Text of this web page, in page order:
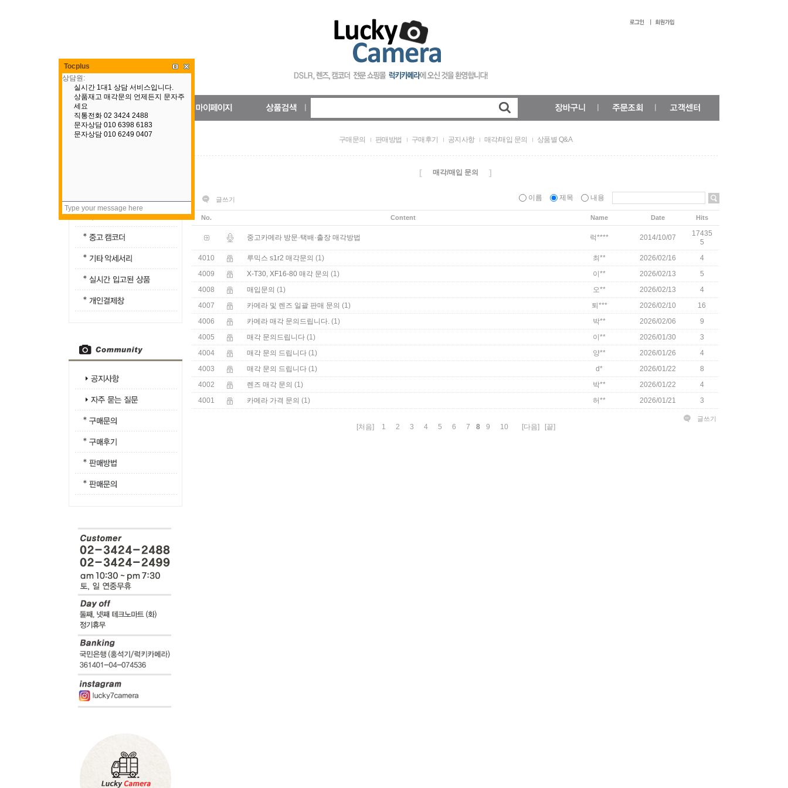
구매문의 판매방법 구매후기 공지사항 매각/매입 문의 상품별 Q&A
[ 매각/매입 문의 ]
글쓰기 이름 제목 내용
No. Content Name Date Hits
중고카메라 방문·택배·출장 매각방법 럭**** 2014/10/07
17435
5
4010
루믹스 s1r2 매각문의 (1) 최** 2026/02/16
4
4009
X-T30, XF16-80 매각 문의 (1) 이** 2026/02/13
5
4008
매입문의 (1) 오** 2026/02/13
4
4007
카메라 및 렌즈 일괄 판매 문의 (1) 퇴*** 2026/02/10
16
4006
카메라 매각 문의드립니다. (1) 박** 2026/02/06
9
4005
매각 문의드립니다 (1) 이** 2026/01/30
3
4004
매각 문의 드립니다 (1) 양** 2026/01/26
4
4003
매각 문의 드립니다 (1) d* 2026/01/22
8
4002
렌즈 매각 문의 (1) 박** 2026/01/22
4
4001
카메라 가격 문의 (1) 허** 2026/01/21 3
글쓰기
[처음] 1 2 3 4 5 6 7 8 9 10 [다음] [끝]
Tocplus